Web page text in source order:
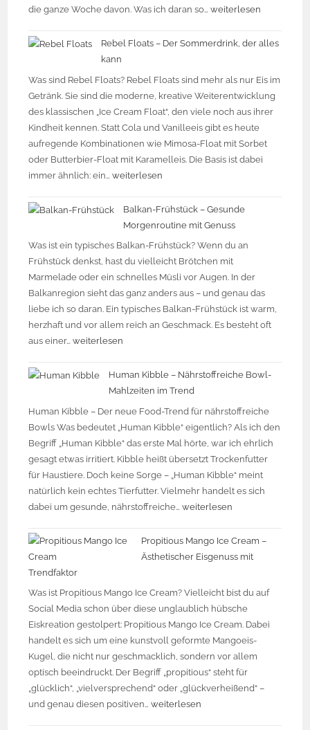
die ganze Woche davon. Was ich daran so…weiterlesen
Rebel Floats – Der Sommerdrink, der alles
kann
Was sind Rebel Floats? Rebel Floats sind mehr als nur Eis im
Getränk. Sie sind die moderne, kreative Weiterentwicklung
des klassischen „Ice Cream Float“, den viele noch aus ihrer
Kindheit kennen. Statt Cola und Vanilleeis gibt es heute
aufregende Kombinationen wie Mimosa-Float mit Sorbet
oder Butterbier-Float mit Karamelleis. Die Basis ist dabei
immer ähnlich: ein…weiterlesen
Balkan-Frühstück – Gesunde
Morgenroutine mit Genuss
Was ist ein typisches Balkan-Frühstück? Wenn du an
Frühstück denkst, hast du vielleicht Brötchen mit
Marmelade oder ein schnelles Müsli vor Augen. In der
Balkanregion sieht das ganz anders aus – und genau das
liebe ich so daran. Ein typisches Balkan-Frühstück ist warm,
herzhaft und vor allem reich an Geschmack. Es besteht oft
aus einer…weiterlesen
Human Kibble – Nährstoffreiche Bowl-
Mahlzeiten im Trend
Human Kibble – Der neue Food-Trend für nährstoffreiche
Bowls Was bedeutet „Human Kibble“ eigentlich? Als ich den
Begriff „Human Kibble“ das erste Mal hörte, war ich ehrlich
gesagt etwas irritiert. Kibble heißt übersetzt Trockenfutter
für Haustiere. Doch keine Sorge – „Human Kibble“ meint
natürlich kein echtes Tierfutter. Vielmehr handelt es sich
dabei um gesunde, nährstoffreiche…weiterlesen
Propitious Mango Ice Cream –
Ästhetischer Eisgenuss mit
Trendfaktor
Was ist Propitious Mango Ice Cream? Vielleicht bist du auf
Social Media schon über diese unglaublich hübsche
Eiskreation gestolpert: Propitious Mango Ice Cream. Dabei
handelt es sich um eine kunstvoll geformte Mangoeis-
Kugel, die nicht nur geschmacklich, sondern vor allem
optisch beeindruckt. Der Begriff „propitious“ steht für
„glücklich“, „vielversprechend“ oder „glückverheißend“ –
und genau diesen positiven…weiterlesen